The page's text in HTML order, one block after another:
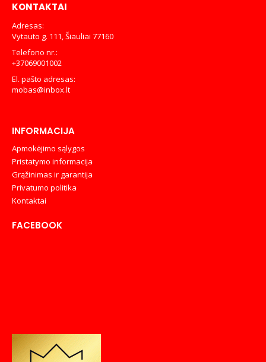
KONTAKTAI
Adresas:
Vytauto g. 111, Šiauliai 77160
Telefono nr.:
+37069001002
El. pašto adresas:
mobas@inbox.lt
INFORMACIJA
Apmokėjimo sąlygos
Pristatymo informacija
Grąžinimas ir garantija
Privatumo politika
Kontaktai
FACEBOOK